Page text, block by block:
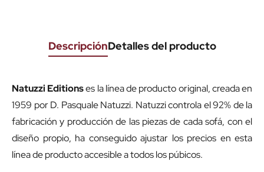
DescripciónDetalles del producto
Natuzzi Editionses la línea de producto original, creada en
1959 por D. Pasquale Natuzzi. Natuzzi controla el 92% de la
fabricación y producción de las piezas de cada sofá, con el
diseño propio, ha conseguido ajustar los precios en esta
línea de producto accesible a todos los púbicos.